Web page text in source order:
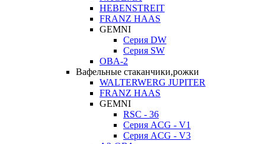
HEBENSTREIT
FRANZ HAAS
GEMNI
Серия DW
Серия SW
OBA-2
Вафельные стаканчики,рожки
WALTERWERG JUPITER
FRANZ HAAS
GEMNI
RSC - 36
Серия ACG - V1
Серия ACG - V3